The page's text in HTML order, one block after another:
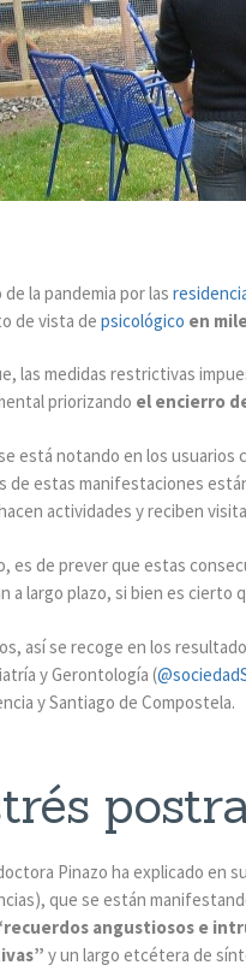
de la pandemia por las
de vista de psicológico en
las medidas restrictivas
priorizando el encierro
está notando en los usuarios
de estas manifestaciones
actividades y reciben
es de prever que estas
a largo plazo, si bien es cierto
así se recoge en los
y Gerontología (
y Santiago de Compostela.
Pinazo ha explicado en
que se están
angustiosos e
y un largo etcétera de